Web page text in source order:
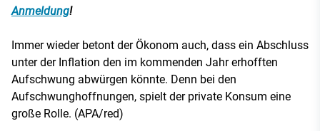
Anmeldung!
Immer wieder betont der Ökonom auch, dass ein Abschluss
unter der Inflation den im kommenden Jahr erhofften
Aufschwung abwürgen könnte. Denn bei den
Aufschwunghoffnungen, spielt der private Konsum eine
große Rolle. (APA/red)